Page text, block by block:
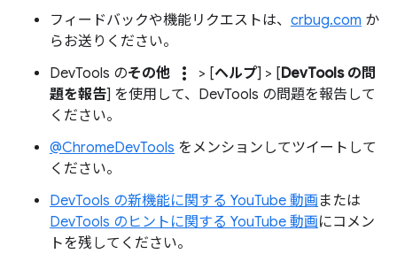
フィードバックや機能リクエストは、 crbug.com か
らお送りください。
DevTools のその他 more_vert > [ヘルプ] > [DevTools の問
題を報告] を使用して、DevTools の問題を報告して
ください。
@ChromeDevTools をメンションしてツイートして
ください。
DevTools の新機能に関する YouTube 動画 または
DevTools のヒントに関する YouTube 動画にコメン
トを残してください。